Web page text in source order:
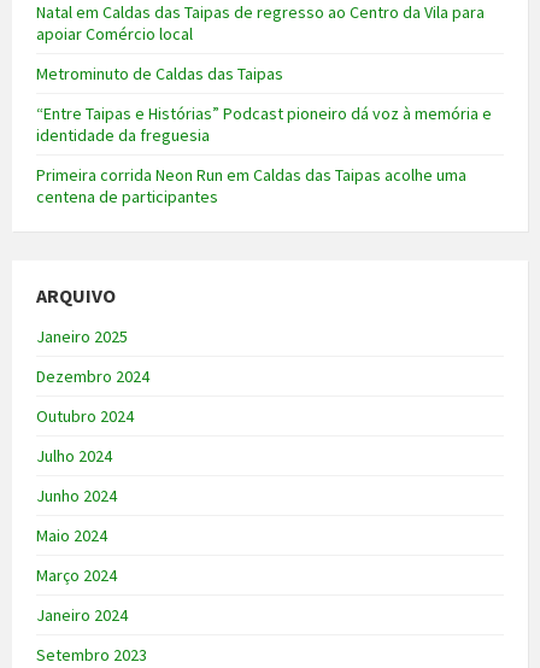
Natal em Caldas das Taipas de regresso ao Centro da Vila para
apoiar Comércio local
Metrominuto de Caldas das Taipas
“Entre Taipas e Histórias” Podcast pioneiro dá voz à memória e
identidade da freguesia
Primeira corrida Neon Run em Caldas das Taipas acolhe uma
centena de participantes
ARQUIVO
Janeiro 2025
Dezembro 2024
Outubro 2024
Julho 2024
Junho 2024
Maio 2024
Março 2024
Janeiro 2024
Setembro 2023